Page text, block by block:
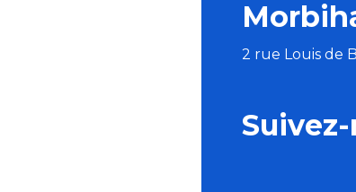
2 rue Louis de